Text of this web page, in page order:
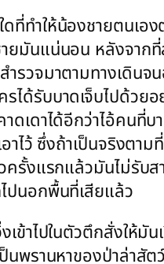
ดที่ทำให้น้องชายตน
ชายมันแน่นอน หลังจ
ำรวจมาตามทางเดิ
ด้รับบาดเจ็บไปด้ว
ดเดาได้อีกว่าไอ้คน
อาไว้ ซึ่งถ้าเป็นจริง
ครั้งแรกแล้วมันไม่รับ
ปนอกพื้นที่เสียแล้ว
ข้าไปในตัวตึกสั่งให้
นพรานหาของป่าล่า